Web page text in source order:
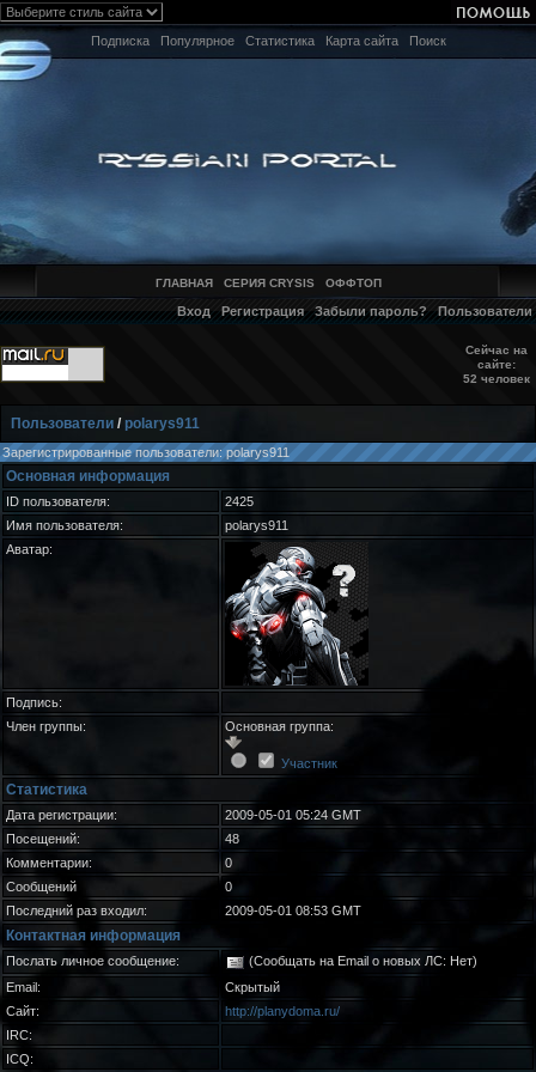
Подписка Популярное Статистика Карта сайта Поиск
ГЛАВНАЯ СЕРИЯ CRYSIS ОФФТОП
Вход Регистрация Забыли пароль? Пользователи
Сейчас на
сайте:
52 человек
Пользователи / polarys911
Зарегистрированные пользователи: polarys911
Основная информация
ID пользователя:
2425
Имя пользователя:
polarys911
Аватар:
Подпись:
Член группы:
Основная группа:
Участник
Статистика
Дата регистрации:
2009-05-01 05:24 GMT
Посещений:
48
Комментарии:
0
Сообщений
0
Последний раз входил:
2009-05-01 08:53 GMT
Контактная информация
Послать личное сообщение:
(Сообщать на Email о новых ЛС: Нет)
Email:
Скрытый
Сайт:
http://planydoma.ru/
IRC:
ICQ: